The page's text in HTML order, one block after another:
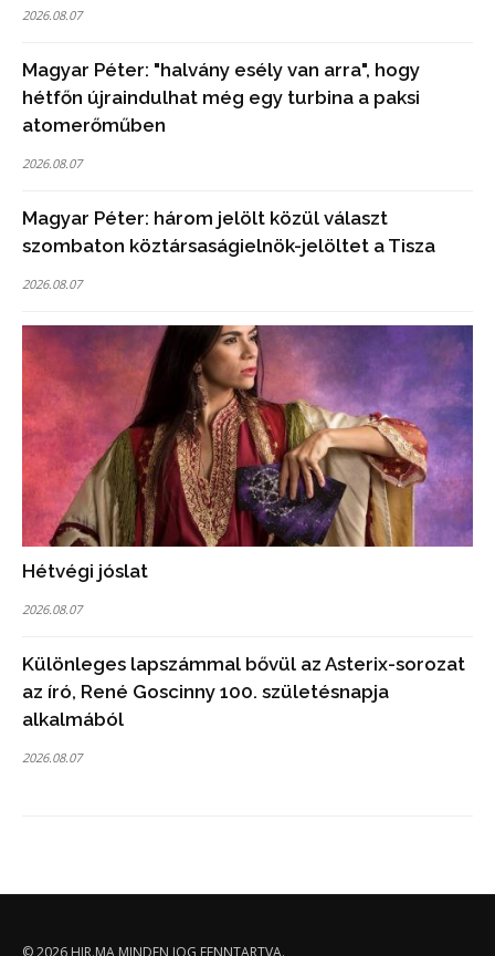
2026.08.07
Magyar Péter: "halvány esély van arra", hogy
hétfőn újraindulhat még egy turbina a paksi
atomerőműben
2026.08.07
Magyar Péter: három jelölt közül választ
szombaton köztársaságielnök-jelöltet a Tisza
2026.08.07
Hétvégi jóslat
2026.08.07
Különleges lapszámmal bővül az Asterix-sorozat
az író, René Goscinny 100. születésnapja
alkalmából
2026.08.07
© 2026 HIR.MA MINDEN JOG FENNTARTVA.